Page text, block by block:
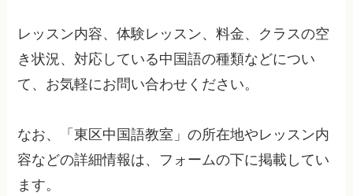
レッスン内容、体験レッスン、料金、クラスの空
き状況、対応している中国語の種類などについ
て、お気軽にお問い合わせください。
なお、「東区中国語教室」の所在地やレッスン内
容などの詳細情報は、フォームの下に掲載してい
ます。